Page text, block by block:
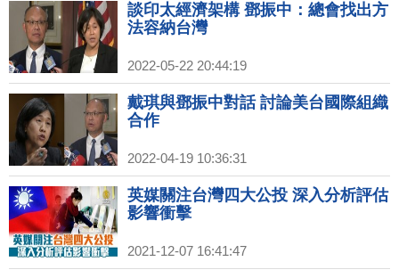
談印太經濟架構 鄧振中：總會找出方
法容納台灣
2022-05-22 20:44:19
戴琪與鄧振中對話 討論美台國際組織
合作
2022-04-19 10:36:31
英媒關注台灣四大公投 深入分析評估
影響衝擊
2021-12-07 16:41:47